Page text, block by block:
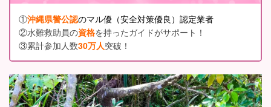
①沖縄県警公認のマル優（安全対策優良）認定業者
②水難救助員の資格を持ったガイドがサポート！
③累計参加人数30万人突破！